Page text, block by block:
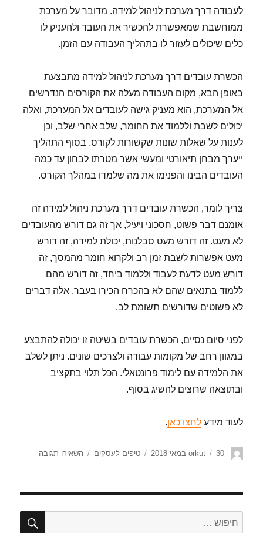
לעבודה דרך מערכת לניהול למידה. מדובר על מערכת
ממוחשבת שמאפשרת להכשיר את העובד ולהעניק לו
כלים שיכולים לעזור לו בתהליך העבודה עם הזמן.
הכשרת עובדים דרך מערכת לניהול למידה מתבצעת
באופן הבא, מקום העבודה מעלה את הקורסים הנדרשים
אל המערכת, הוא מעניק גישה לעובדים אל המערכת, ואלה
יכולים לשבת וללמוד את החומר, שלב אחרי שלב, וכן
לענות על שאלות שונות שקשורות לקורס. בסוף התהליך
ייערך מבחן תיאורטי ומעשי אשר מטרתו לבחון עד כמה
העובדים הבינו והפנימו את מה שלמדו במהלך הקורס.
צריך לומר, הכשרת עובדים דרך מערכת ניהול למידה זה
אומנם דבר פשוט, חסכוני ויעיל, אך זה גם דורש מהעובדים
לא מעט. זה דורש מעט סבלנות, יכולת למידה, זה דורש
מעט אפשרות לשבת זמן רב ולקרוא חומר מהמסך, זה
דורש מעט לדעת לעבוד וללמוד ביחד, זה דורש מהם
ללמוד בתנאים שהם לא בהכרח הכירו בעבר. אלה דברים
לא פשוטים שדורשים תשומת לב.
לפני סיום נסיים, הכשרת עובדים בשיטה זו יכולה להתבצע
במגוון רחב של מקומות עבודה ולצרכים שונים. ניתן לשלב
את הלמידה עם לימוד פרונטאלי. הכל תלוי בתקציב
ובתוצאה שרוצים להשיג בסוף.
לעוד מידעלחצו כאן.
orkut 30 במאי 2018 טיפים לעסקים השאירו תגובה